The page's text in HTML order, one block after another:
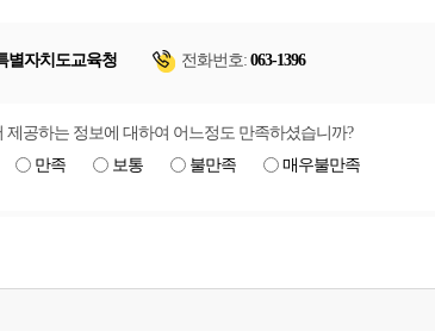
별자치도교육청 전화번호: 063-1396
제공하는 정보에 대하여 어느정도 만족하셨습니까?
만족
보통 불만족 매우불만족